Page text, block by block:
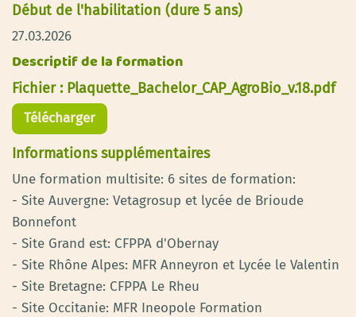
Début de l'habilitation (dure 5 ans)
27.03.2026
Descriptif de la formation
Fichier : Plaquette_Bachelor_CAP_AgroBio_v.18.pdf
Télécharger
Informations supplémentaires
Une formation multisite: 6 sites de formation:
- Site Auvergne: Vetagrosup et lycée de Brioude
Bonnefont
- Site Grand est: CFPPA d'Obernay
- Site Rhône Alpes: MFR Anneyron et Lycée le Valentin
- Site Bretagne: CFPPA Le Rheu
- Site Occitanie: MFR Ineopole Formation